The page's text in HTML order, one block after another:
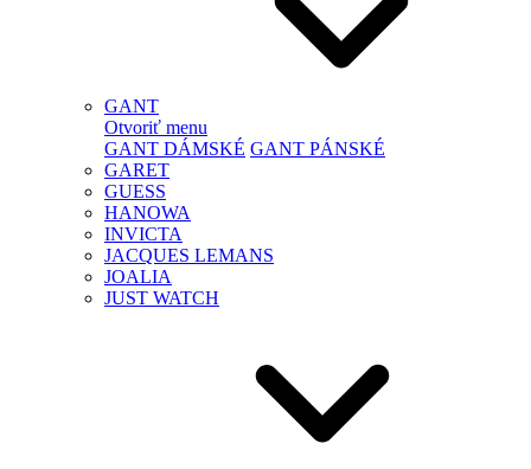
GANT
Otvoriť menu
GANT DÁMSKÉ GANT PÁNSKÉ
GARET
GUESS
HANOWA
INVICTA
JACQUES LEMANS
JOALIA
JUST WATCH